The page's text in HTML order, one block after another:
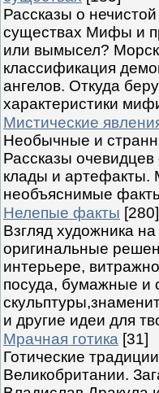
Рассказы о
существах Мифы и
или вымысел?
классификация
ангелов. Откуда
характеристики
Мистические
Необычные и
Рассказы
клады и артефакты.
необъяснимые
Нелепые факты [280]
Взгляд художника
оригинальные
интерьере,
посуда, бумажные и
и другие идеи для
Мрачная готика [31]
Готические
Великобритании.